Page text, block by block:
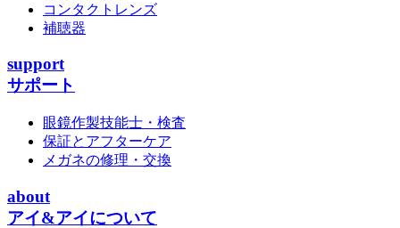
コンタクトレンズ
補聴器
support
サポート
眼鏡作製技能士・検査
保証とアフターケア
メガネの修理・交換
about
アイ&アイについて